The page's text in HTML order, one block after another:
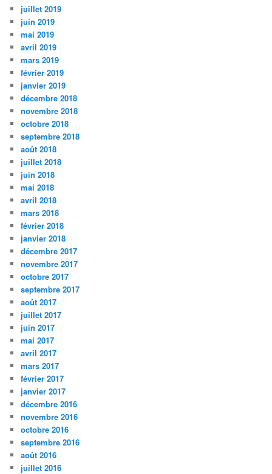
juillet 2019
juin 2019
mai 2019
avril 2019
mars 2019
février 2019
janvier 2019
décembre 2018
novembre 2018
octobre 2018
septembre 2018
août 2018
juillet 2018
juin 2018
mai 2018
avril 2018
mars 2018
février 2018
janvier 2018
décembre 2017
novembre 2017
octobre 2017
septembre 2017
août 2017
juillet 2017
juin 2017
mai 2017
avril 2017
mars 2017
février 2017
janvier 2017
décembre 2016
novembre 2016
octobre 2016
septembre 2016
août 2016
juillet 2016